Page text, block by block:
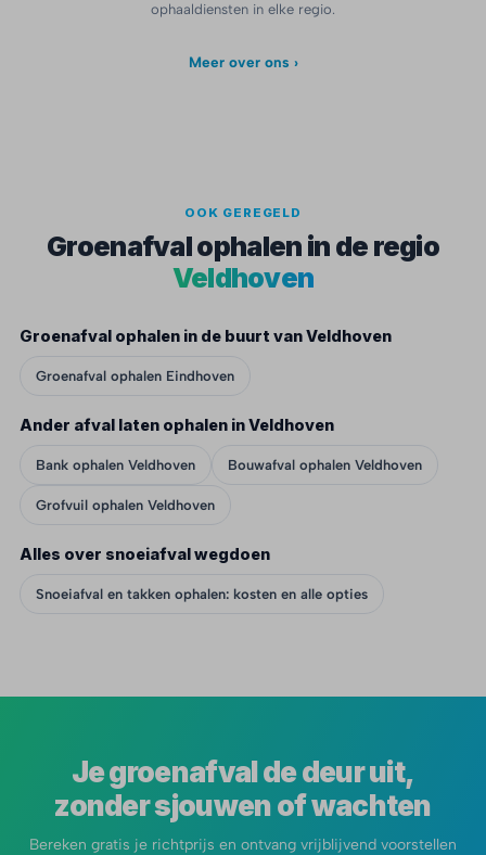
ophaaldiensten in elke regio.
Meer over ons ›
OOK GEREGELD
Groenafval ophalen in de regio
Veldhoven
Groenafval ophalen in de buurt van Veldhoven
Groenafval ophalen Eindhoven
Ander afval laten ophalen in Veldhoven
Bank ophalen Veldhoven Bouwafval ophalen Veldhoven
Grofvuil ophalen Veldhoven
Alles over snoeiafval wegdoen
Snoeiafval en takken ophalen: kosten en alle opties
Je groenafval de deur uit,
zonder sjouwen of wachten
Bereken gratis je richtprijs en ontvang vrijblijvend voorstellen